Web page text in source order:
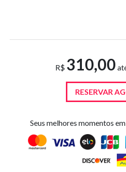
R$ 310,00
RESERVAR
Seus melhores momentos